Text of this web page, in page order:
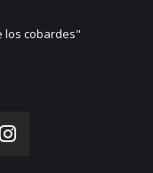
los cobardes"